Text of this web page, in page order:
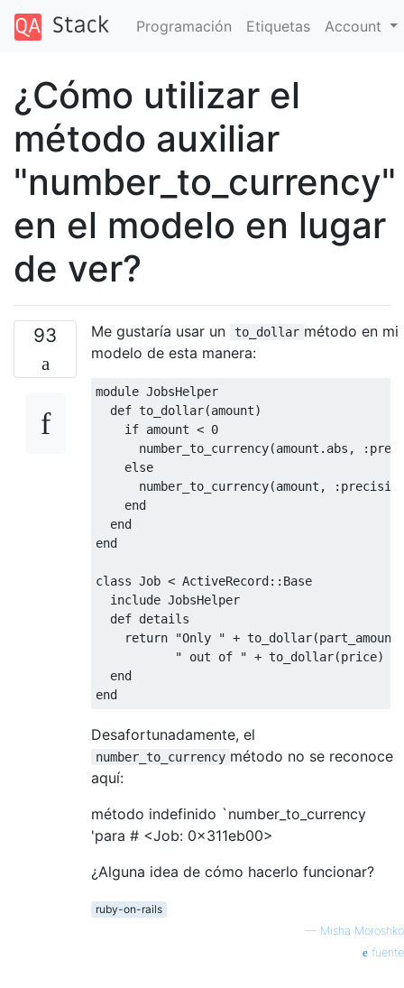
Programación Etiquetas Account
¿Cómo utilizar el
método auxiliar
"number_to_currency"
en el modelo en lugar
de ver?
93 Me gustaría usar un to_dollar método en mi
modelo de esta manera:
module JobsHelper
def to_dollar(amount)
if amount < 0
      number_to_currency
(amount . abs , :
else
      number_to_currency
(amount , :
end
end
end
class Job < ActiveRecord:: Base
  include
JobsHelper
def details
return
"Only " + to_dollar(
" out of " + to_dollar(price)
end
end
Desafortunadamente, el
number_to_currency método no se reconoce
aquí:
método indefinido `number_to_currency
'para # <Job: 0x311eb00>
¿Alguna idea de cómo hacerlo funcionar?
ruby-on-rails
— Misha Moroshko
fuente